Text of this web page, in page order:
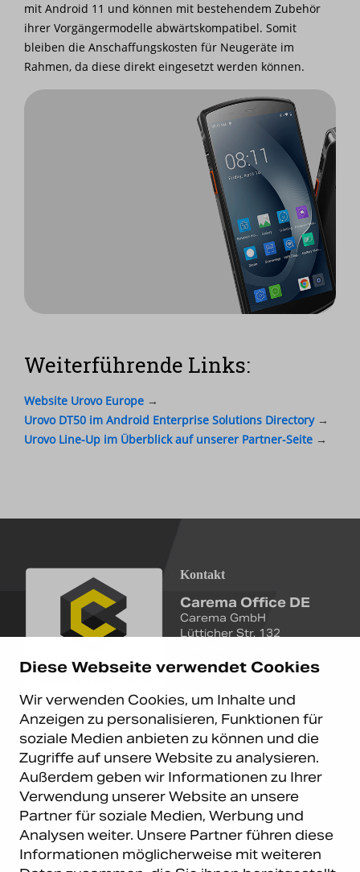
Diese Webseite verwendet Cookies
Wir verwenden Cookies, um Inhalte und
Anzeigen zu personalisieren, Funktionen für
soziale Medien anbieten zu können und die
Zugriffe auf unsere Website zu analysieren.
Außerdem geben wir Informationen zu Ihrer
Verwendung unserer Website an unsere
Partner für soziale Medien, Werbung und
Analysen weiter. Unsere Partner führen diese
Informationen möglicherweise mit weiteren
mit Android 11 und können mit bestehendem Zubehör
ihrer Vorgängermodelle abwärtskompatibel. Somit
bleiben die Anschaffungskosten für Neugeräte im
Rahmen, da diese direkt eingesetzt werden können.
Mehr Infos
zum DT50?
Alle technischen
Spezifikationen und
Features finden Sie auf
Weiterführende Links:
Website Urovo Europe →
Urovo DT50 im Android Enterprise Solutions Directory→
Urovo Line-Up im Überblick auf unserer Partner-Seite →
Kontakt
Carema Office DE
Carema GmbH
Lütticher Str. 132
+49 (0)211 9367 8390
info@carema.de
© Copyright 2026 Carema
GmbH. Alle Rechte vorbehalten.
Datenschutz|Impressum
Carema Warehouse
Carema Hardware BV
Bohemenstraat 9
8028 SB Zwolle
Niederlande
Kundendienst
Serviceabteilung